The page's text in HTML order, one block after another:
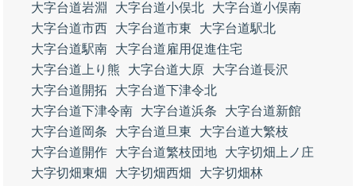
大字台道岩淵
大字台道小俣北
大字台道小俣南
大字台道市西
大字台道市東
大字台道駅北
大字台道駅南
大字台道雇用促進住宅
大字台道上り熊
大字台道大原
大字台道長沢
大字台道開拓
大字台道下津令北
大字台道下津令南
大字台道浜条
大字台道新館
大字台道岡条
大字台道旦東
大字台道大繁枝
大字台道開作
大字台道繁枝団地
大字切畑上ノ庄
大字切畑東畑
大字切畑西畑
大字切畑林